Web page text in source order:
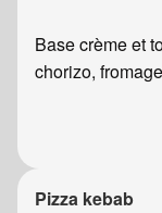
Base crème et
chorizo, fromage
Pizza kebab